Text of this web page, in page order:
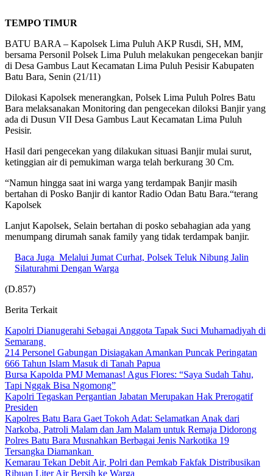
TEMPO TIMUR
BATU BARA – Kapolsek Lima Puluh AKP Rusdi, SH, MM,
bersama Personil Polsek Lima Puluh melakukan pengecekan banjir
di Desa Gambus Laut Kecamatan Lima Puluh Pesisir Kabupaten
Batu Bara, Senin (21/11)
Dilokasi Kapolsek menerangkan, Polsek Lima Puluh Polres Batu
Bara melaksanakan Monitoring dan pengecekan diloksi Banjir yang
ada di Dusun VII Desa Gambus Laut Kecamatan Lima Puluh
Pesisir.
Hasil dari pengecekan yang dilakukan situasi Banjir mulai surut,
ketinggian air di pemukiman warga telah berkurang 30 Cm.
“Namun hingga saat ini warga yang terdampak Banjir masih
bertahan di Posko Banjir di kantor Radio Odan Batu Bara.“terang
Kapolsek
Lanjut Kapolsek, Selain bertahan di posko sebahagian ada yang
menumpang dirumah sanak family yang tidak terdampak banjir.
Baca Juga Melalui Jumat Curhat, Polsek Teluk Nibung Jalin
Silaturahmi Dengan Warga
(D.857)
Berita Terkait
Kapolri Dianugerahi Sebagai Anggota Tapak Suci Muhamadiyah di
Semarang
214 Personel Gabungan Disiagakan Amankan Puncak Peringatan
666 Tahun Islam Masuk di Tanah Papua
Bursa Kapolda PMJ Memanas! Agus Flores: “Saya Sudah Tahu,
Tapi Nggak Bisa Ngomong”
Kapolri Tegaskan Pergantian Jabatan Merupakan Hak Prerogatif
Presiden
Kapolres Batu Bara Gaet Tokoh Adat: Selamatkan Anak dari
Narkoba, Patroli Malam dan Jam Malam untuk Remaja Didorong
Polres Batu Bara Musnahkan Berbagai Jenis Narkotika 19
Tersangka Diamankan
Kemarau Tekan Debit Air, Polri dan Pemkab Fakfak Distribusikan
Ribuan Liter Air Bersih ke Warga